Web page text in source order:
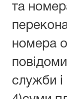
та
номера
служби і